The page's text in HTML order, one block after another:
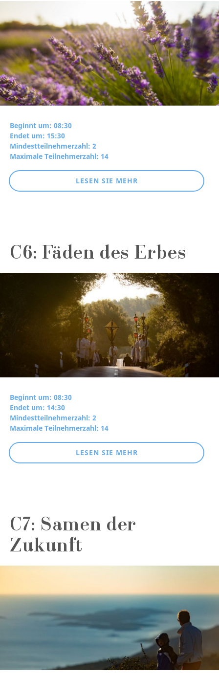
Beginnt um: 08:30
Endet um: 15:30
Mindestteilnehmerzahl: 2
Maximale Teilnehmerzahl: 14
LESEN SIE MEHR
C6: Fäden des Erbes
Beginnt um: 08:30
Endet um: 14:30
Mindestteilnehmerzahl: 2
Maximale Teilnehmerzahl: 14
LESEN SIE MEHR
C7: Samen der
Zukunft